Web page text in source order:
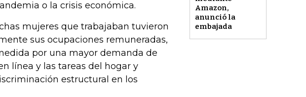
Amazon,
anunció la
embajada
o la crisis económica.
mujeres que trabajaban tuvieron
sus ocupaciones remuneradas,
por una mayor demanda de
línea y las tareas del hogar y
estructural en los